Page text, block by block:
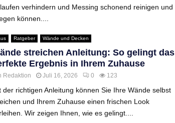
verhindern und Messing schonend reinigen und
können....
Ratgeber Wände und Decken
streichen Anleitung: So gelingt das
Ergebnis in Ihrem Zuhause
Redaktion Juli 16, 2026 0 123
der richtigen Anleitung können Sie Ihre Wände selbst
und Ihrem Zuhause einen frischen Look
Wir zeigen Ihnen, wie es gelingt....